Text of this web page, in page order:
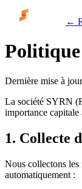
←
Dernière mise à
La société SYRN
importance capitale
1. Collecte
Nous collectons les
automatiquement :